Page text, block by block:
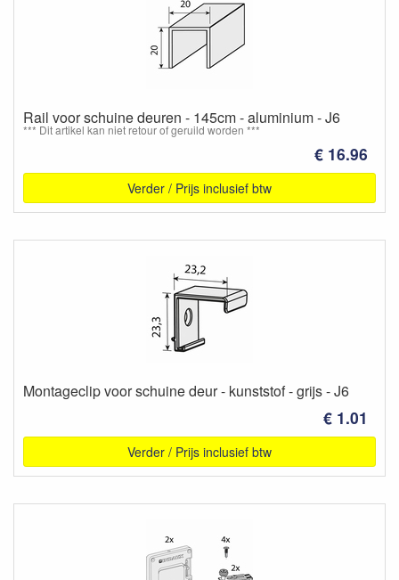
Rail voor schuine deuren - 145cm - aluminium - J6
*** Dit artikel kan niet retour of geruild worden ***
€ 16.96
Verder / Prijs inclusief btw
Montageclip voor schuine deur - kunststof - grijs - J6
€ 1.01
Verder / Prijs inclusief btw